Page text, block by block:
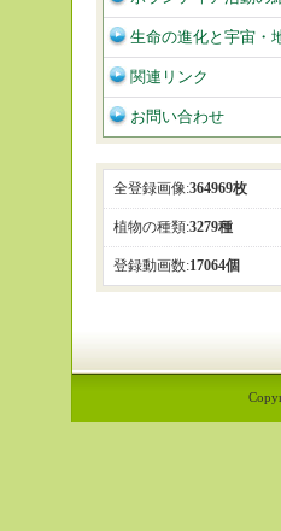
生命の進化と宇宙・
関連リンク
お問い合わせ
全登録画像:364969枚
植物の種類:3279種
登録動画数:17064個